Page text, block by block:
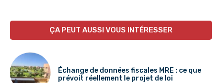
ÇA PEUT AUSSI VOUS INTÉRESSER
Échange de données fiscales MRE : ce que
prévoit réellement le projet de loi